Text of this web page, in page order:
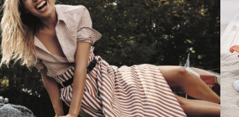
Имиджевый сайт для сети
магазинов Soho Project